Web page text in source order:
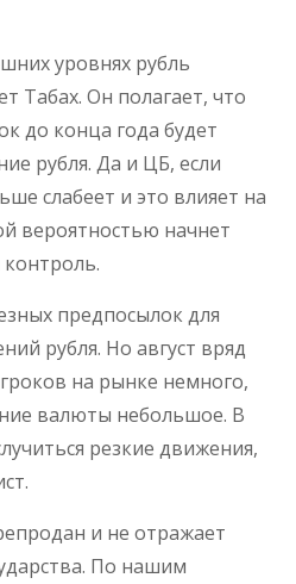
уровнях рубль
Табах. Он полагает, что
до конца года будет
рубля. Да и ЦБ, если
слабеет и это влияет на
вероятностью начнет
предпосылок для
рубля. Но август вряд
на рынке немного,
валюты небольшое. В
резкие движения,
и не отражает
По нашим